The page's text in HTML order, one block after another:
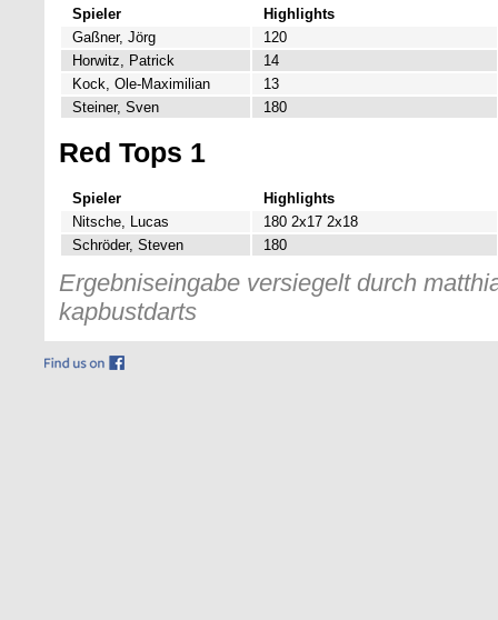
Spieler
Highlights
Gaßner, Jörg
120
Horwitz, Patrick
14
Kock, Ole-Maximilian
13
Steiner, Sven
180
Red Tops 1
Spieler
Highlights
Nitsche, Lucas
180 2x17 2x18
Schröder, Steven
180
Ergebniseingabe versiegelt durch
kapbustdarts